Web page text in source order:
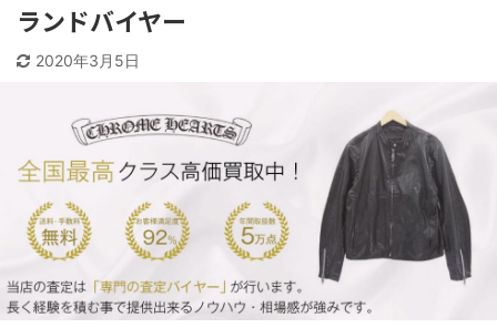
ランドバイヤー
2020年3月5日